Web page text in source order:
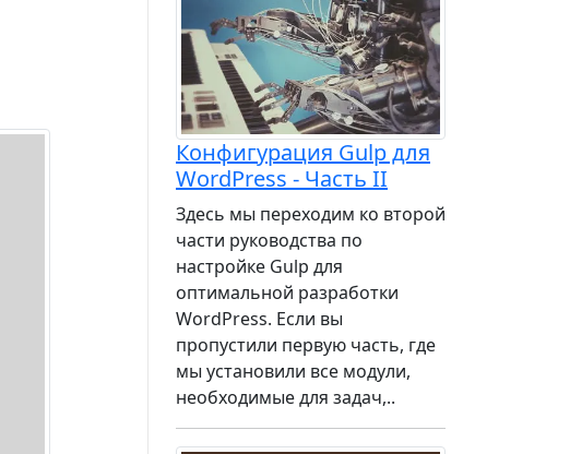
Конфигурация Gulp для
WordPress - Часть II
Здесь мы переходим ко второй
части руководства по
настройке Gulp для
оптимальной разработки
WordPress. Если вы
пропустили первую часть, где
мы установили все модули,
необходимые для задач,..